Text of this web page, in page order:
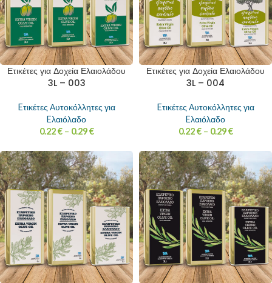
Ετικέτες για Δοχεία Ελαιολάδου
3L – 003
Eτικέτες Αυτοκόλλητες για
Eλαιόλαδο
0.22€ – 0.29€
Ετικέτες για Δοχεία Ελαιολάδου
3L – 004
Eτικέτες Αυτοκόλλητες για
Eλαιόλαδο
0.22€ – 0.29€